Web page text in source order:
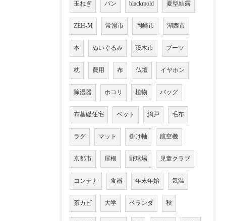
玉ねぎ パン blackmold 夏型結露
ZEH-M 常滑市 岡崎市 湖西市
本 ぬいぐるみ 茨木市 ブーツ
枕 費用 布 仏壇 イヤホン
除湿器 ホコリ 植物 バッグ
布基礎住宅 ベット 網戸 毛布
ラグ マット 掛け軸 航空機
京都市 屋根 野球場 児童クラブ
コンテナ 食器 年末年始 気温
茶カビ 大学 ベランダ 秋